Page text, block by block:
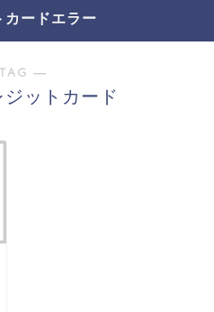
カードエラー
―
ットカード